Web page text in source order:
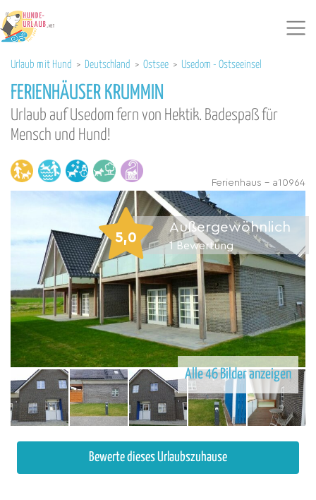
Urlaub mit Hund > Deutschland > Ostsee > Usedom - Ostseeinsel
FERIENHÄUSER KRUMMIN
Urlaub auf Usedom fern von Hektik. Badespaß für
Mensch und Hund!
Ferienhaus - a10964
Alle 46 Bilder anzeigen
5,0
Außergewöhnlich
1 Bewertung
Bewerte dieses Urlaubszuhause